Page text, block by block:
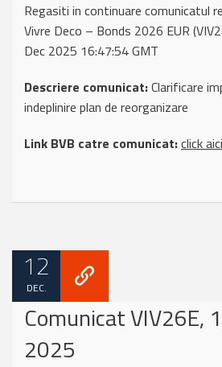
Regasiti in continuare comunicatul
Vivre Deco – Bonds 2026 EUR
Dec 2025 16:47:54 GMT
Descriere comunicat:Clarificare
indeplinire plan de reorganizare
Link BVB catre comunicat:click aici
12
DEC.
Comunicat VIV26E,
2025